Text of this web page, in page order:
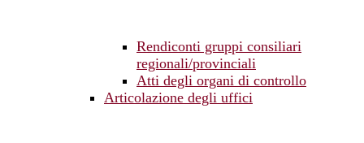
Rendiconti gruppi consiliari
regionali/provinciali
Atti degli organi di controllo
Articolazione degli uffici